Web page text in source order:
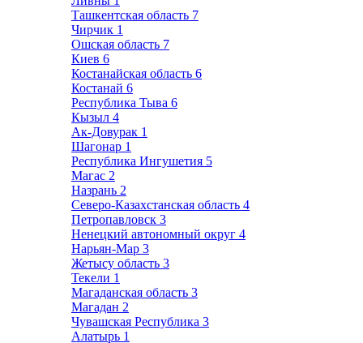
Ташкентская область 7
Чирчик 1
Ошская область 7
Киев 6
Костанайская область 6
Костанай 6
Республика Тыва 6
Кызыл 4
Ак-Довурак 1
Шагонар 1
Республика Ингушетия 5
Магас 2
Назрань 2
Северо-Казахстанская область 4
Петропавловск 3
Ненецкий автономный округ 4
Нарьян-Мар 3
Жетысу область 3
Текели 1
Магаданская область 3
Магадан 2
Чувашская Республика 3
Алатырь 1